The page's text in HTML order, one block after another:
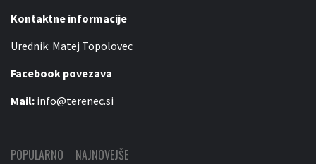
Kontaktne informacije
Urednik: Matej Topolovec
Facebook povezava
Mail: info@terenec.si
POPULARNO NAJNOVEJŠE